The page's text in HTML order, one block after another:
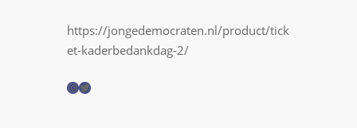
https://jongedemocraten.nl/product/tick
et-kaderbedankdag-2/
I
T